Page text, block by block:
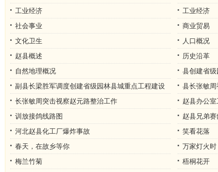
工业经济
工业经济
社会事业
商业贸易
文化卫生
人口概况
赵县概述
历史沿革
自然地理概况
县创建省
副县长梁胜军调度创建省级园林县城重点工程建设
县长张敏
长张敏周突击视察赵元路整治工作
赵县办公
训放接鸽线路图
赵县兄弟
河北赵县化工厂爆炸事故
笑看花落
春天，在故乡等你
万家灯火时
梅兰竹菊
梧桐花开